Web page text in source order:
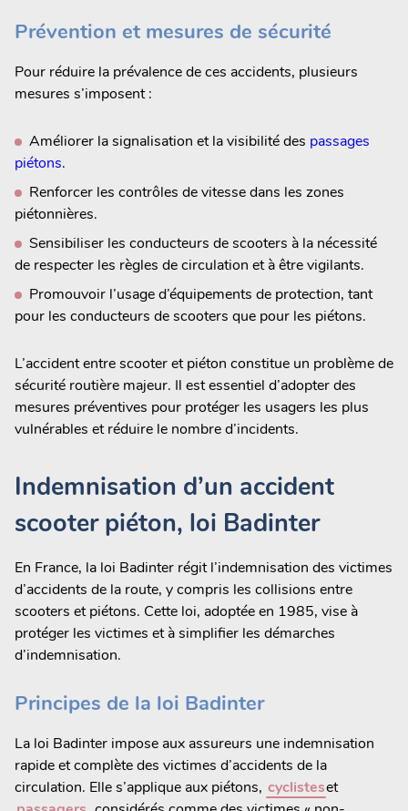
Prévention et mesures de sécurité
Pour réduire la prévalence de ces accidents, plusieurs
mesures s’imposent :
Améliorer la signalisation et la visibilité des passages
piétons.
Renforcer les contrôles de vitesse dans les zones
piétonnières.
Sensibiliser les conducteurs de scooters à la nécessité
de respecter les règles de circulation et à être vigilants.
Promouvoir l’usage d’équipements de protection, tant
pour les conducteurs de scooters que pour les piétons.
L’accident entre scooter et piéton constitue un problème de
sécurité routière majeur. Il est essentiel d’adopter des
mesures préventives pour protéger les usagers les plus
vulnérables et réduire le nombre d’incidents.
Indemnisation d’un accident
scooter piéton, loi Badinter
En France, la loi Badinter régit l’indemnisation des victimes
d’accidents de la route, y compris les collisions entre
scooters et piétons. Cette loi, adoptée en 1985, vise à
protéger les victimes et à simplifier les démarches
d’indemnisation.
Principes de la loi Badinter
La loi Badinter impose aux assureurs une indemnisation
rapide et complète des victimes d’accidents de la
circulation. Elle s’applique aux piétons, cyclisteset